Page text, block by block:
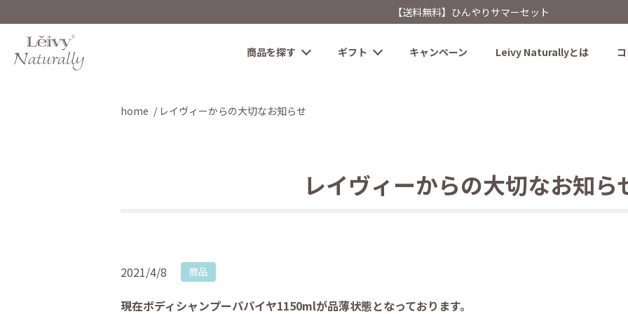
【送料無料】ひんやりサマーセット
商品を探す ギフト キャンペーン Leivy Naturallyとは
home レイヴィーからの大切なお知らせ
レイヴィーからの大切なお知ら
2021/4/8 商品
現在ボディシャンプーパパイヤ1150mlが品薄状態となっております。